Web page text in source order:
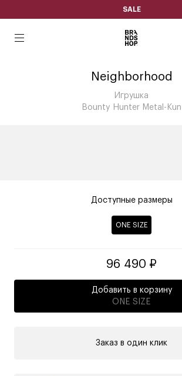
SALE
Neighborhood
Игрушка
Bounty Hunter Metal-Kun
Доступные размеры
ONE SIZE
96 490 ₽
Добавить в корзину
ONE SIZE
Заказ в один клик